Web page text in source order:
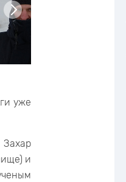
уже
Захар
и